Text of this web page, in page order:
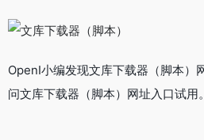
OpenI小编发现文库下载器（脚本）
问文库下载器（脚本）网址入口试用。